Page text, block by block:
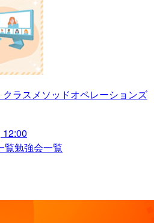
クラスメソッドオペレーションズ
覧勉強会一覧